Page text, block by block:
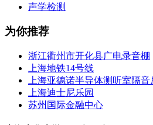
声学检测
为你推荐
浙江衢州市开化县广电录音棚
上海地铁14号线
上海亚德诺半导体测听室隔音
上海迪士尼乐园
苏州国际金融中心